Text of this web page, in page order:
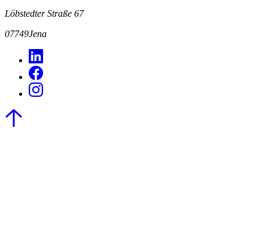
Löbstedter Straße 67
07749Jena